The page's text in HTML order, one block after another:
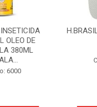
OLEO DE
380ML
6000